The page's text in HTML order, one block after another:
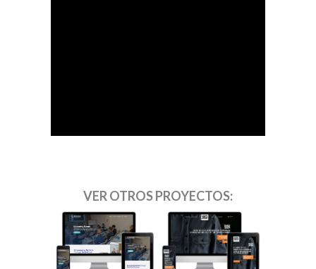
VER OTROS PROYECTOS:
International
Focus on
Healing
Matrix World
Group